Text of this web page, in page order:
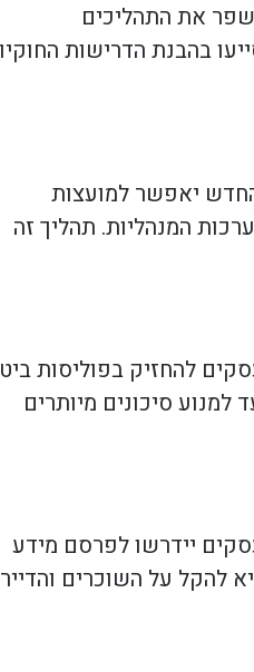
לשפר את התהליכים
בהבנת הדרישות
יאפשר למועצות
המנהליות. תהליך זה
להחזיק בפוליסות
סיכונים מיותרים
יידרשו לפרסם מידע
להקל על השוכרים